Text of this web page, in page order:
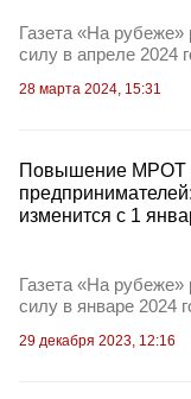
Газета «На рубеже»
силу в апреле 2024
28 марта 2024, 15:31
Повышение МРОТ
изменится с 1
Газета «На рубеже»
силу в январе 2024
29 декабря 2023, 12:16